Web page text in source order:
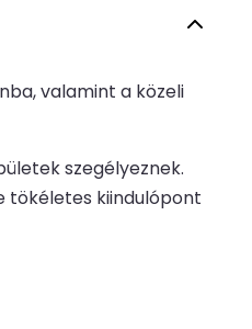
valamint a közeli
szegélyeznek.
tökéletes kiindulópont